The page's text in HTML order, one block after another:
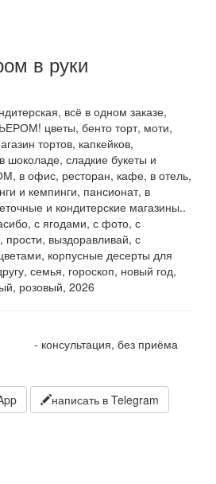
в руки
всё в одном заказе,
цветы, бенто торт, моти,
тортов, капкейков,
шоколаде, сладкие букеты и
в офис, ресторан, кафе, в отель,
и кемпинги, пансионат, в
и кондитерские магазины..
с ягодами, с фото, с
выздоравливай, с
корпусные десерты для
семья, гороскоп, новый год,
розовый, 2026
- консультация, без приёма
написать в Telegram